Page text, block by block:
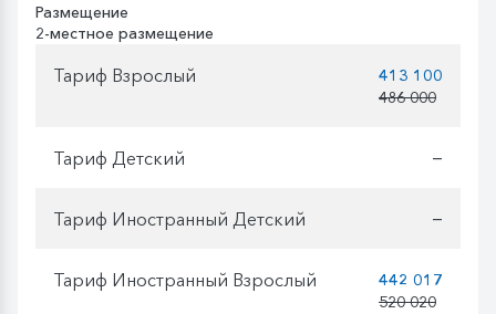
Размещение
2-местное размещение
Тариф Взрослый
413 100
486 000
Тариф Детский —
Тариф Иностранный Детский —
Тариф Иностранный Взрослый
442 017
520 020